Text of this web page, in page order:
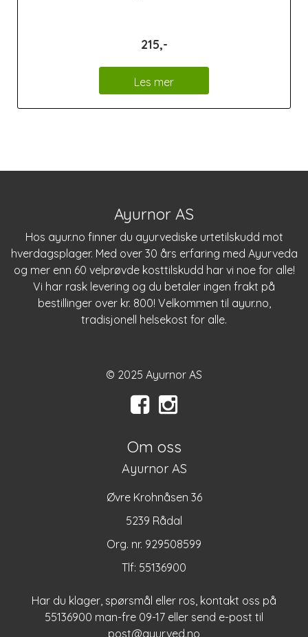
215,-
Les mer
Ayurnor AS
Hos ayur.no finner du ayurvediske urtetilskudd mot
hverdagsplager. Med over 30 års erfaring med Ayurveda
og mer enn 60 velprøvde kosttilskudd har vi noe for alle!
Vi har rask levering og du betaler ingen frakt på
bestillinger over kr. 800! Velkommen til ayur.no
tradisjonell helsekost for alle.
© 2025 Ayurnor AS
Om oss
Ayurnor AS
Øvre Krohnåsen 36
5239 Rådal
Org. nr. 929508599
Tlf: 55136900
Har du klager, spørsmål eller ros, kontakt oss på
55136900 man-fre 09-17 eller send e-post til
post@ayurved.no